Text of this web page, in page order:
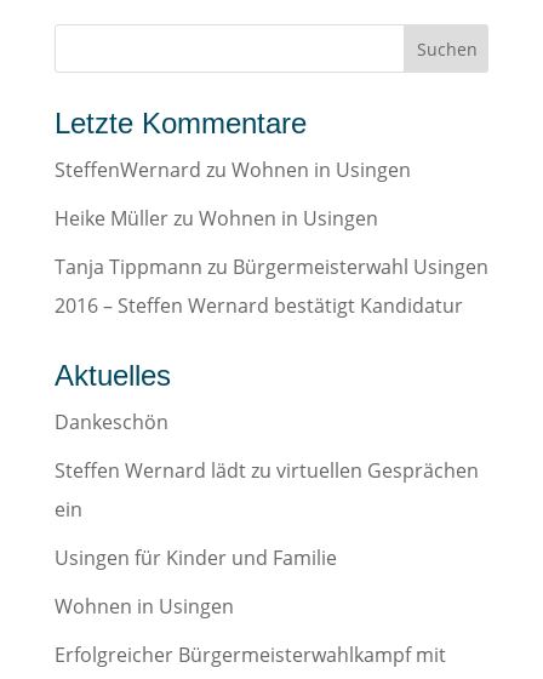
Letzte Kommentare
SteffenWernard zu Wohnen in Usingen
Heike Müllerzu Wohnen in Usingen
Tanja Tippmann zu Bürgermeisterwahl Usingen
2016 – Steffen Wernard bestätigt Kandidatur
Aktuelles
Dankeschön
Steffen Wernard lädt zu virtuellen Gesprächen
ein
Usingen für Kinder und Familie
Wohnen in Usingen
Erfolgreicher Bürgermeisterwahlkampf mit